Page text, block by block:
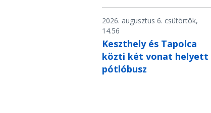
2026. augusztus 6. csütörtök,
14.56
Keszthely és Tapolca
közti két vonat helyett
pótlóbusz